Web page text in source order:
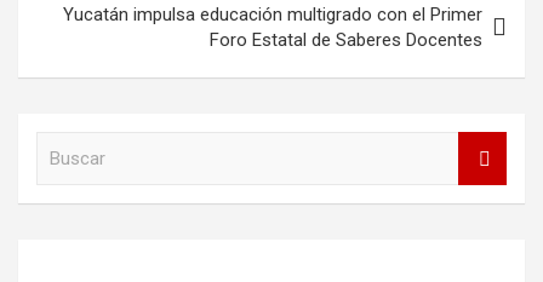
Yucatán impulsa educación multigrado con el Primer
Foro Estatal de Saberes Docentes